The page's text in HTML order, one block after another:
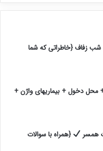
ح
شب زفاف {خاطراتی که شما
دخول + بیماریهای واژن +
همسر
{همراه با سوالات